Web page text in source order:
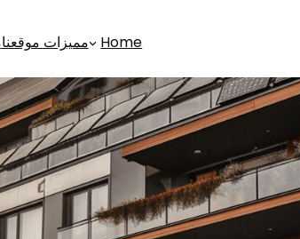
Home مميزات موقعنا